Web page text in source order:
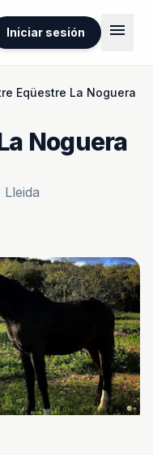
Iniciar sesión menu
Eqüestre La Noguera
Noguera